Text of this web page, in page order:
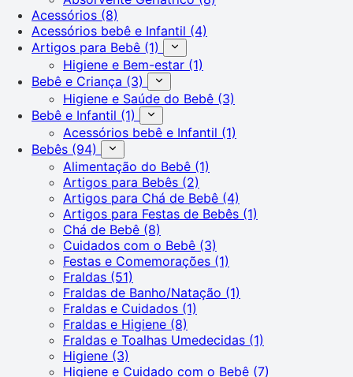
Acessórios (8)
Acessórios bebê e Infantil (4)
Artigos para Bebê (1)
Higiene e Bem-estar (1)
Bebê e Criança (3)
Higiene e Saúde do Bebê (3)
Bebê e Infantil (1)
Acessórios bebê e Infantil (1)
Bebês (94)
Alimentação do Bebê (1)
Artigos para Bebês (2)
Artigos para Chá de Bebê (4)
Artigos para Festas de Bebês (1)
Chá de Bebê (8)
Cuidados com o Bebê (3)
Festas e Comemorações (1)
Fraldas (51)
Fraldas de Banho/Natação (1)
Fraldas e Cuidados (1)
Fraldas e Higiene (8)
Fraldas e Toalhas Umedecidas (1)
Higiene (3)
Higiene e Cuidado com o Bebê (7)